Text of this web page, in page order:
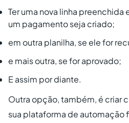
Ter uma nova linha preenchida
um pagamento seja criado;
em outra planilha, se ele for
e mais outra, se for aprovado;
E assim por diante.
Outra opção, também, é criar
sua plataforma de automação